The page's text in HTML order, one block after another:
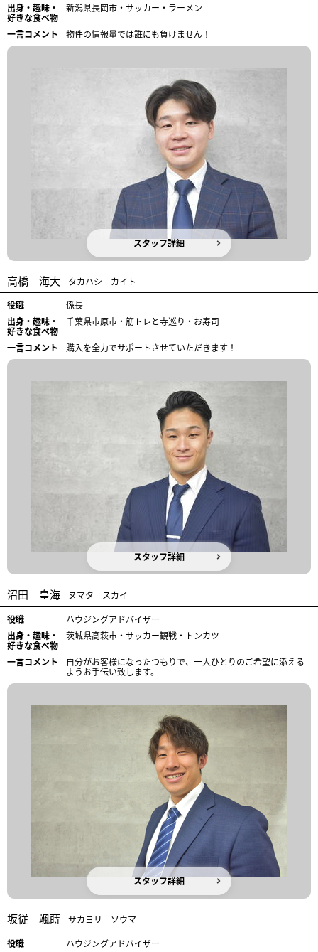
出身・趣味・
好きな食べ物
新潟県長岡市・サッカー・ラーメン
一言コメント 物件の情報量では誰にも負けません！
スタッフ詳細
高橋 海大
タカハシ カイト
役職
係長
出身・趣味・
好きな食べ物
千葉県市原市・筋トレと寺巡り・お寿司
一言コメント 購入を全力でサポートさせていただきます！
スタッフ詳細
沼田 皇海
ヌマタ スカイ
役職
ハウジングアドバイザー
出身・趣味・
好きな食べ物
茨城県高萩市・サッカー観戦・トンカツ
一言コメント
自分がお客様になったつもりで、一人ひとりのご希望に添える
ようお手伝い致します。
スタッフ詳細
坂従 颯蒔
サカヨリ ソウマ
役職
ハウジングアドバイザー